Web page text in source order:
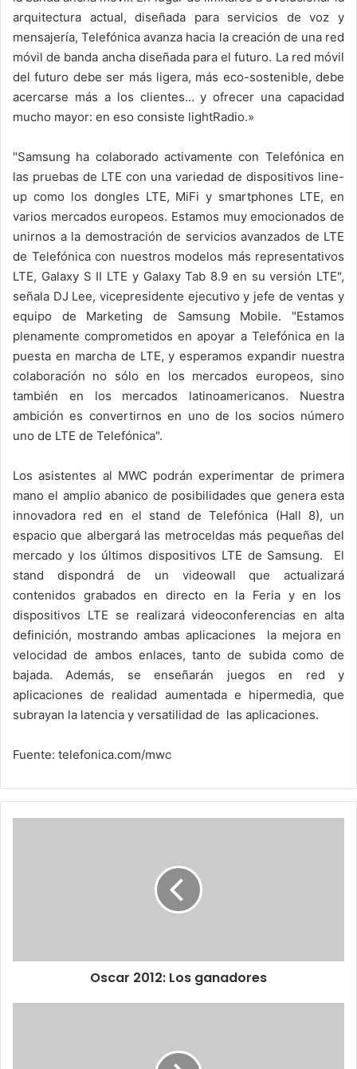
arquitectura actual, diseñada para servicios de voz y
mensajería, Telefónica avanza hacia la creación de una red
móvil de banda ancha diseñada para el futuro. La red móvil
del futuro debe ser más ligera, más eco-sostenible, debe
acercarse más a los clientes… y ofrecer una capacidad
mucho mayor: en eso consiste lightRadio.»
"Samsung ha colaborado activamente con Telefónica en
las pruebas de LTE con una variedad de dispositivos line-
up como los dongles LTE, MiFi y smartphones LTE, en
varios mercados europeos. Estamos muy emocionados de
unirnos a la demostración de servicios avanzados de LTE
de Telefónica con nuestros modelos más representativos
LTE, Galaxy S II LTE y Galaxy Tab 8.9 en su versión LTE",
señala DJ Lee, vicepresidente ejecutivo y jefe de ventas y
equipo de Marketing de Samsung Mobile. "Estamos
plenamente comprometidos en apoyar a Telefónica en la
puesta en marcha de LTE, y esperamos expandir nuestra
colaboración no sólo en los mercados europeos, sino
también en los mercados latinoamericanos. Nuestra
ambición es convertirnos en uno de los socios número
uno de LTE de Telefónica".
Los asistentes al MWC podrán experimentar de primera
mano el amplio abanico de posibilidades que genera esta
innovadora red en el stand de Telefónica (Hall 8), un
espacio que albergará las metroceldas más pequeñas del
mercado y los últimos dispositivos LTE de Samsung. El
stand dispondrá de un videowall que actualizará
contenidos grabados en directo en la Feria y en los
dispositivos LTE se realizará videoconferencias en alta
definición, mostrando ambas aplicaciones la mejora en
velocidad de ambos enlaces, tanto de subida como de
bajada. Además, se enseñarán juegos en red y
aplicaciones de realidad aumentada e hipermedia, que
subrayan la latencia y versatilidad de las aplicaciones.
Fuente: telefonica.com/mwc
Oscar 2012: Los ganadores